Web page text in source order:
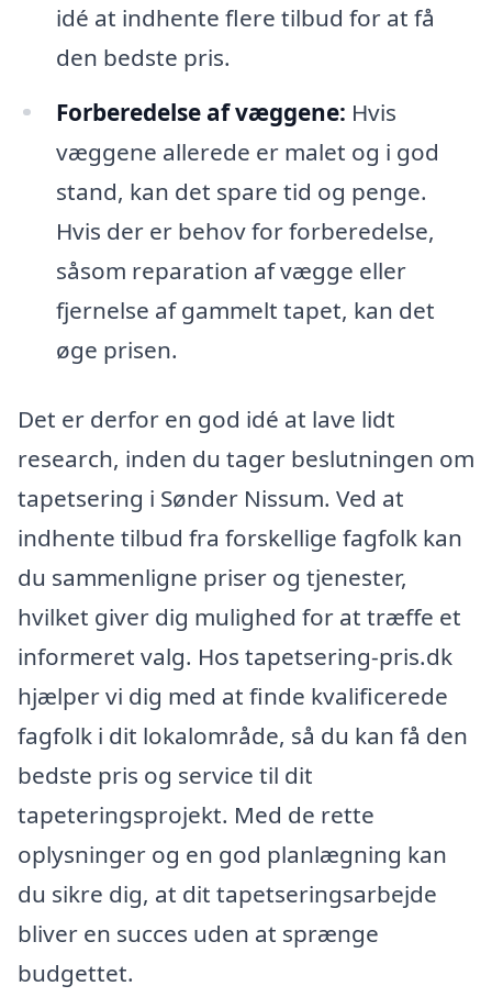
idé at indhente flere tilbud for at få
den bedste pris.
Forberedelse af væggene: Hvis
væggene allerede er malet og i god
stand, kan det spare tid og penge.
Hvis der er behov for forberedelse,
såsom reparation af vægge eller
fjernelse af gammelt tapet, kan det
øge prisen.
Det er derfor en god idé at lave lidt
research, inden du tager beslutningen om
tapetsering i Sønder Nissum. Ved at
indhente tilbud fra forskellige fagfolk kan
du sammenligne priser og tjenester,
hvilket giver dig mulighed for at træffe et
informeret valg. Hos tapetsering-pris.dk
hjælper vi dig med at finde kvalificerede
fagfolk i dit lokalområde, så du kan få den
bedste pris og service til dit
tapeteringsprojekt. Med de rette
oplysninger og en god planlægning kan
du sikre dig, at dit tapetseringsarbejde
bliver en succes uden at sprænge
budgettet.